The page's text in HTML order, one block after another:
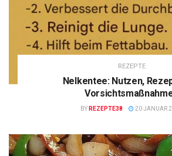
REZEPTE
Nelkentee: Nutzen,
BY REZEPTE38 20 JANUAR